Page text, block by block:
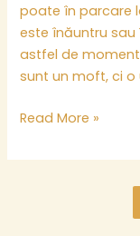
poate în parcare
este înăuntru
astfel de
sunt un moft, ci o
Read More »